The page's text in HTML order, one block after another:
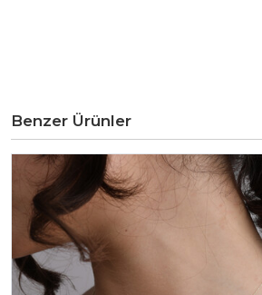
Benzer Ürünler